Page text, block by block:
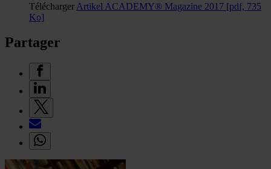
Télécharger Artikel ACADEMY® Magazine 2017 [pdf, 735
Ko]
Partager